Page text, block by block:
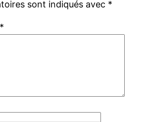
sont indiqués avec *
*